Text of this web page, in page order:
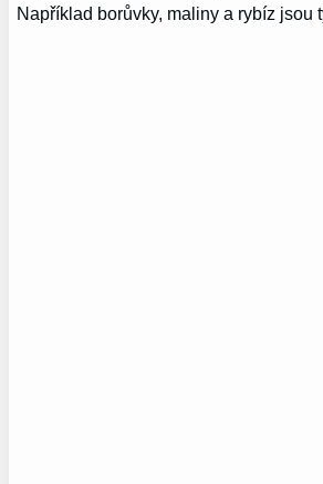
Například borůvky, maliny a rybíz jsou